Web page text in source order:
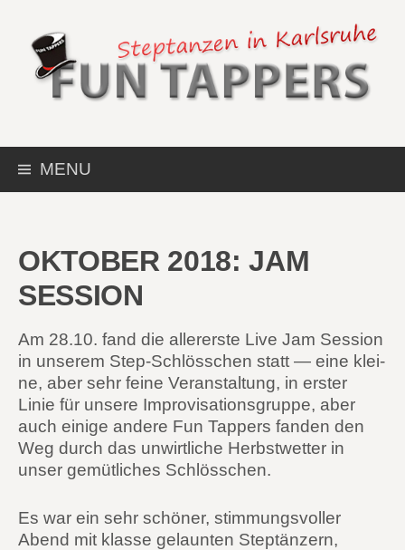
MENU
OKTOBER 2018: JAM
SESSION
Am 28.10. fand die aller­ers­te Live Jam Ses­si­on
in unse­rem Step-Schlöss­chen statt — eine klei­
ne, aber sehr fei­ne Ver­an­stal­tung, in ers­ter
Linie für unse­re Impro­vi­sa­ti­ons­grup­pe, aber
auch eini­ge ande­re Fun Tap­pers fan­den den
Weg durch das unwirt­li­che Herbst­wet­ter in
unser gemüt­li­ches Schlösschen.
Es war ein sehr schö­ner, stim­mungs­vol­ler
Abend mit klas­se gelaun­ten Step­t­än­zern,